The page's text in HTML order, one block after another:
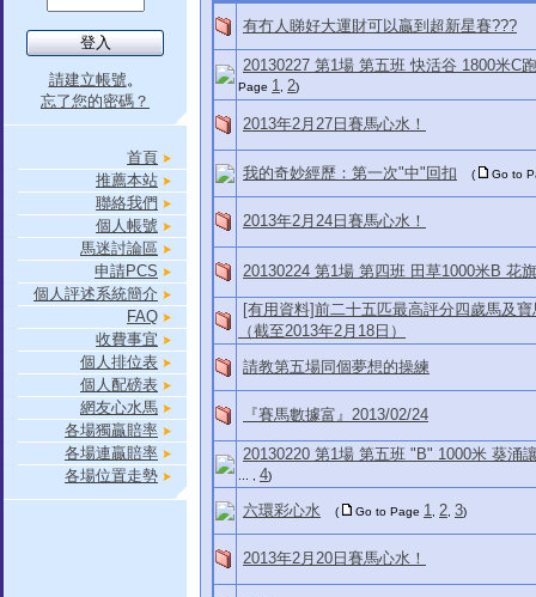
請建立帳號。
忘了您的密碼？
首頁
推薦本站
聯絡我們
個人帳號
馬迷討論區
申請PCS
個人評述系統簡介
FAQ
收費事宜
個人排位表
個人配磅表
網友心水馬
各場獨贏賠率
各場連贏賠率
各場位置走勢
有冇人睇好大運財可以贏到超新星賽???
20130227 第1場 第五班 快活谷 1800米C
Page 1 2)
2013年2月27日賽馬心水！
我的奇妙經歷：第一次"中"回扣 ( Go to
2013年2月24日賽馬心水！
20130224 第1場 第四班 田草1000米B 花
[有用資料]前二十五匹最高評分四歲馬及
（截至2013年2月18日）
請教第五場同個夢想的操練
『賽馬數據富』2013/02/24
20130220 第1場 第五班 "B" 1000米 葵涌
4)
六環彩心水 ( Go to Page 1 2 3)
2013年2月20日賽馬心水！